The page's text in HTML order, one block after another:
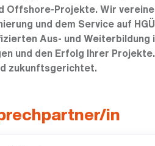
Offshore-Projekte. Wir
und dem Service auf
Aus- und Weiterbildung
und den Erfolg Ihrer
zukunftsgerichtet.
in